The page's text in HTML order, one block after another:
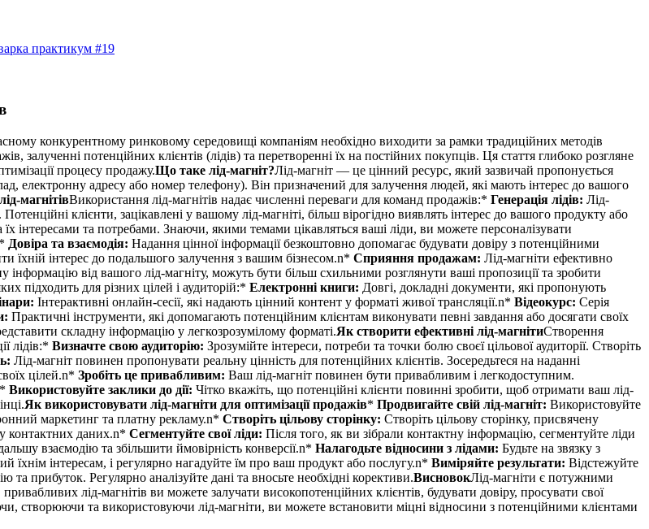
практикум #19
конкурентному ринковому середовищі компаніям необхідно виходити за рамки традиційних методів
залученні потенційних клієнтів (лідів) та перетворенні їх на постійних покупців. Ця стаття глибоко розгляне
процесу продажу.Що таке лід-магніт?Лід-магніт — це цінний ресурс, який зазвичай пропонується
електронну адресу або номер телефону). Він призначений для залучення людей, які мають інтерес до вашого
магнітівВикористання лід-магнітів надає численні переваги для команд продажів:* Генерація лідів: Лід-
клієнти, зацікавлені у вашому лід-магніті, більш вірогідно виявлять інтерес до вашого продукту або
інтересами та потребами. Знаючи, якими темами цікавляться ваші ліди, ви можете персоналізувати
Довіра та взаємодія: Надання цінної інформації безкоштовно допомагає будувати довіру з потенційними
їхній інтерес до подальшого залучення з вашим бізнесом.n* Сприяння продажам: Лід-магніти ефективно
від вашого лід-магніту, можуть бути більш схильними розглянути ваші пропозиції та зробити
підходить для різних цілей і аудиторій:* Електронні книги: Довгі, докладні документи, які пропонують
Інтерактивні онлайн-сесії, які надають цінний контент у форматі живої трансляції.n* Відеокурс: Серія
Практичні інструменти, які допомагають потенційним клієнтам виконувати певні завдання або досягати своїх
складну інформацію у легкозрозумілому форматі.Як створити ефективні лід-магнітиСтворення
лідів:* Визначте свою аудиторію: Зрозумійте інтереси, потреби та точки болю своєї цільової аудиторії. Створіть
Лід-магніт повинен пропонувати реальну цінність для потенційних клієнтів. Зосередьтеся на наданні
цілей.n* Зробіть це привабливим: Ваш лід-магніт повинен бути привабливим і легкодоступним.
Використовуйте заклики до дії: Чітко вкажіть, що потенційні клієнти повинні зробити, щоб отримати ваш лід-
Як використовувати лід-магніти для оптимізації продажів* Продвигайте свій лід-магніт: Використовуйте
маркетинг та платну рекламу.n* Створіть цільову сторінку: Створіть цільову сторінку, присвячену
контактних даних.n* Сегментуйте свої ліди: Після того, як ви зібрали контактну інформацію, сегментуйте ліди
взаємодію та збільшити ймовірність конверсії.n* Налагодьте відносини з лідами: Будьте на звязку з
їхнім інтересам, і регулярно нагадуйте їм про ваш продукт або послугу.n* Виміряйте результати: Відстежуйте
та прибуток. Регулярно аналізуйте дані та вносьте необхідні корективи.ВисновокЛід-магніти є потужними
лід-магнітів ви можете залучати високопотенційних клієнтів, будувати довіру, просувати свої
створюючи та використовуючи лід-магніти, ви можете встановити міцні відносини з потенційними клієнтами